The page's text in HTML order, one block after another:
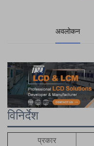
अवलोकन
विनिर्देश
प्रकार